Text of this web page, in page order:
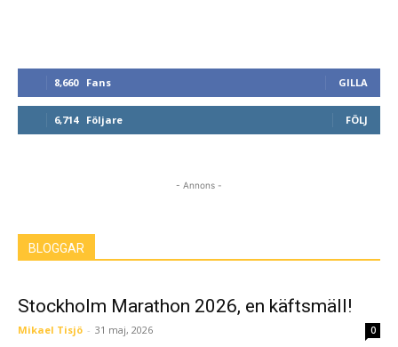
8,660 Fans GILLA
6,714 Följare FÖLJ
- Annons -
BLOGGAR
Stockholm Marathon 2026, en käftsmäll!
Mikael Tisjö - 31 maj, 2026 0